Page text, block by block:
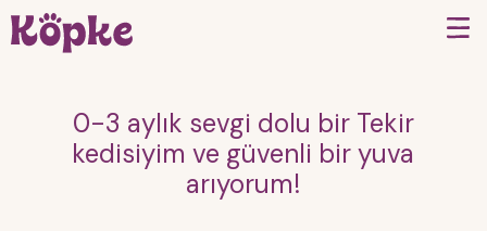
0-3 aylık sevgi dolu bir Tekir
kedisiyim ve güvenli bir yuva
arıyorum!